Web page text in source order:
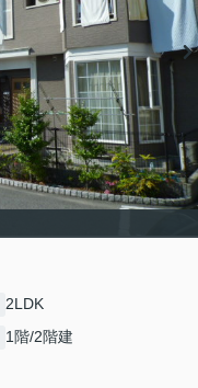
2LDK
1階/2階建